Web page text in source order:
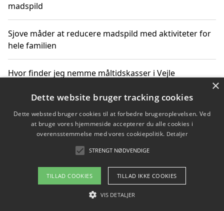
madspild
Sjove måder at reducere madspild med aktiviteter for
hele familien
Hvor finder jeg nemme måltidskasser i Vejle
Copyright 2026 - Pilanto Aps
Om / kontakt
Blog Betingelser
×
Dette website bruger tracking cookies
Dette websted bruger cookies til at forbedre brugeroplevelsen. Ved
at bruge vores hjemmeside accepterer du alle cookies i
overensstemmelse med vores cookiepolitik. Detaljer
STRENGT NØDVENDIGE
TILLAD COOKIES TILLAD IKKE COOKIES
VIS DETALJER